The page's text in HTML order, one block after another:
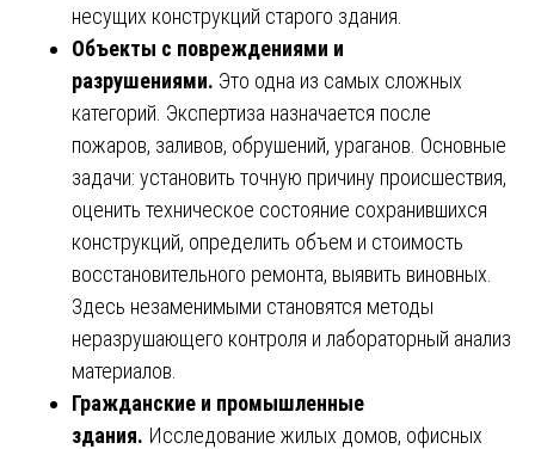
несущих конструкций старого здания.
Объекты с повреждениями и
разрушениями. Это одна из самых сложных
категорий. Экспертиза назначается после
пожаров, заливов, обрушений, ураганов. Основные
задачи: установить точную причину происшествия,
оценить техническое состояние сохранившихся
конструкций, определить объем и стоимость
восстановительного ремонта, выявить виновных.
Здесь незаменимыми становятся методы
неразрушающего контроля и лабораторный анализ
материалов.
Гражданские и промышленные
здания. Исследование жилых домов, офисных